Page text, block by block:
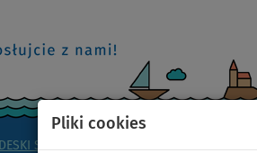
Pliki cookies
DESKI SUP